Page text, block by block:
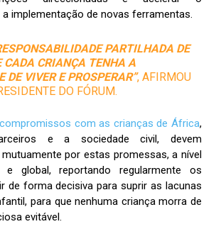
implementação de novas ferramentas.
PARTILHADA DE
CADA CRIANÇA TENHA A
DE VIVER E PROSPERAR”, AFIRMOU
DO FÓRUM.
com as crianças de África,
e a sociedade civil, devem
por estas promessas, a nível
e global, reportando regularmente os
de forma decisiva para suprir as lacunas
para que nenhuma criança morra de
evitável.